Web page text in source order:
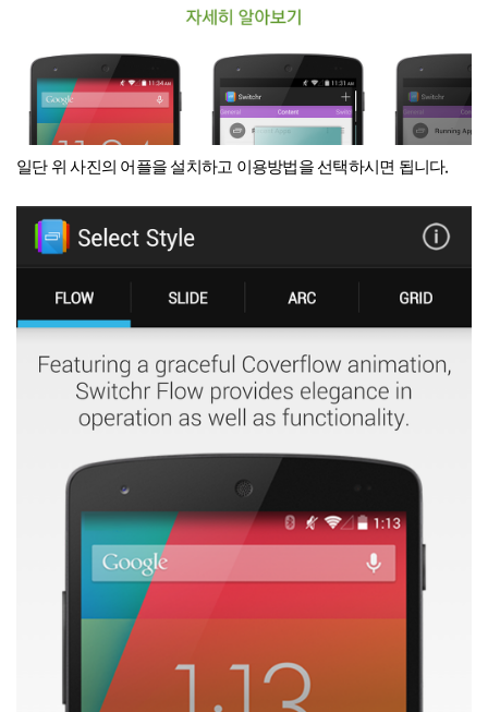
일단 위 사진의 어플을 설치하고 이용방법을 선택하시면 됩니다.